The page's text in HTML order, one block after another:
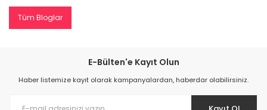
Tüm Bloglar
E-Bülten'e Kayıt Olun
Haber listemize kayıt olarak kampanyalardan, haberdar olabilirsiniz.